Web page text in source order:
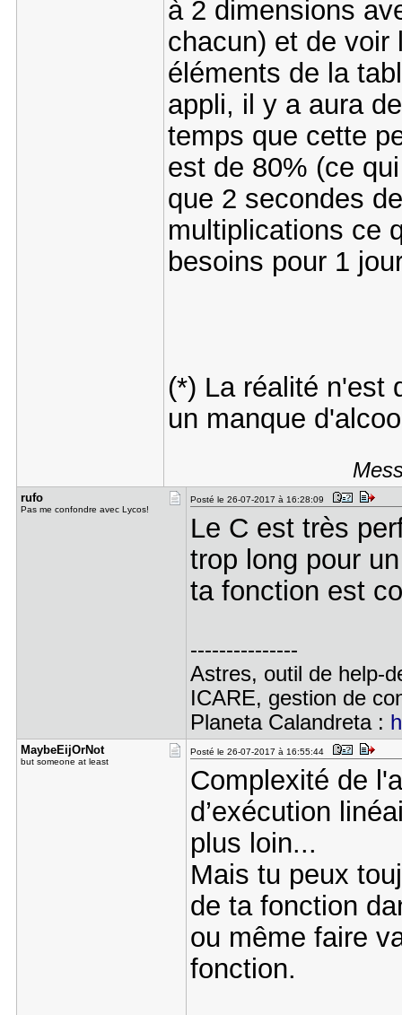
à 2 dimensions
chacun) et de voir
éléments de la
appli, il y a aura
temps que cette
est de 80% (ce
que 2 secondes
multiplications ce
besoins pour 1
(*) La réalité n'est
un manque
rufo
Pas me confondre avec Lycos!
Posté le 26-07-2017 à 16:28:09
Le C est très
trop long pour
ta fonction est
---------------
Astres, outil de help-
ICARE, gestion de
Planeta Calandreta :
MaybeEijOr​Not
but someone at least
Posté le 26-07-2017 à 16:55:44
Complexité de
d’exécution
plus loin...
Mais tu peux
de ta fonction
ou même faire
fonction.